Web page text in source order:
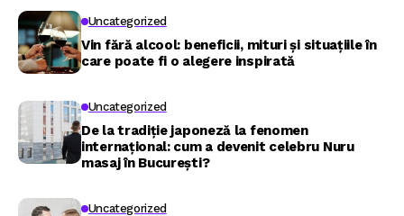
Uncategorized
Vin fără alcool: beneficii, mituri și situațiile în
care poate fi o alegere inspirată
Uncategorized
De la tradiție japoneză la fenomen
internațional: cum a devenit celebru Nuru
masaj în București?
Uncategorized